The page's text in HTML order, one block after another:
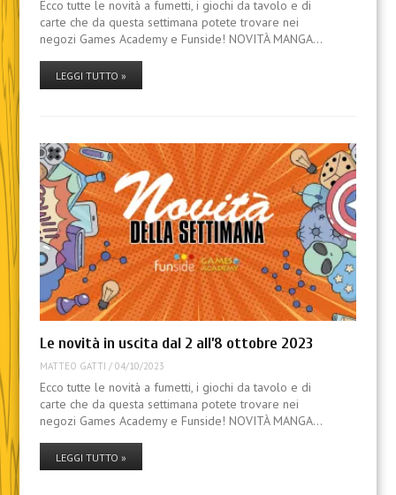
Ecco tutte le novità a fumetti, i giochi da tavolo e di
carte che da questa settimana potete trovare nei
negozi Games Academy e Funside! NOVITÀ MANGA…
LEGGI TUTTO »
Le novità in uscita dal 2 all’8 ottobre 2023
MATTEO GATTI / 04/10/2023
Ecco tutte le novità a fumetti, i giochi da tavolo e di
carte che da questa settimana potete trovare nei
negozi Games Academy e Funside! NOVITÀ MANGA…
LEGGI TUTTO »